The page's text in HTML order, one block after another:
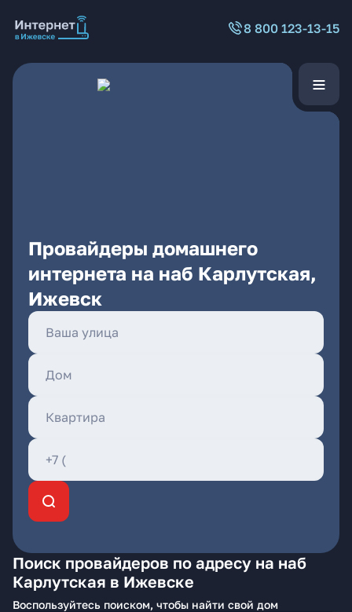
8 800 123-13-15
Провайдеры домашнего
интернета на наб Карлутская,
Ижевск
Поиск провайдеров по адресу на наб
Карлутская в Ижевске
Воспользуйтесь поиском, чтобы найти свой дом